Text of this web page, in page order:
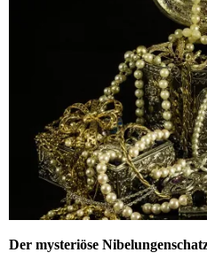
Der mysteriöse